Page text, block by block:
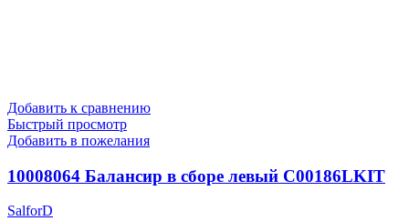
Добавить к сравнению
Быстрый просмотр
Добавить в пожелания
10008064 Балансир в сборе левый C00186LKIT
SalforD